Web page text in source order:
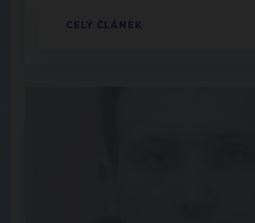
CELÝ ČLÁNEK